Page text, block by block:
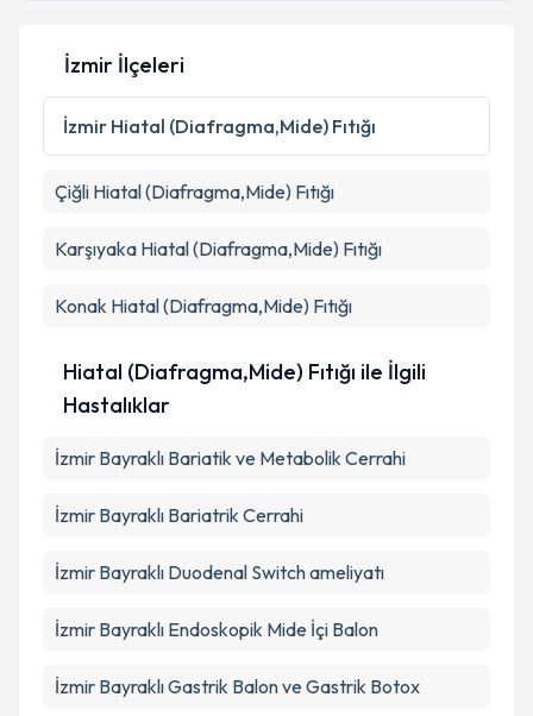
Kişisel verilerimin işlenmesine ilişkinAydınlatma
Metni
'ni okudum ve kişisel verilerimin belirtilen
kapsamda işlenmesini kabul ediyorum.
İzmir İlçeleri
İzmir Hiatal (Diafragma,Mide) Fıtığı
Çiğli Hiatal (Diafragma,Mide) Fıtığı
Karşıyaka Hiatal (Diafragma,Mide) Fıtığı
Konak Hiatal (Diafragma,Mide) Fıtığı
Hiatal (Diafragma,Mide) Fıtığı ile İlgili
Hastalıklar
İzmir Bayraklı Bariatik ve Metabolik Cerrahi
İzmir Bayraklı Bariatrik Cerrahi
İzmir Bayraklı Duodenal Switch ameliyatı
İzmir Bayraklı Endoskopik Mide İçi Balon
İzmir Bayraklı Gastrik Balon ve Gastrik Botox